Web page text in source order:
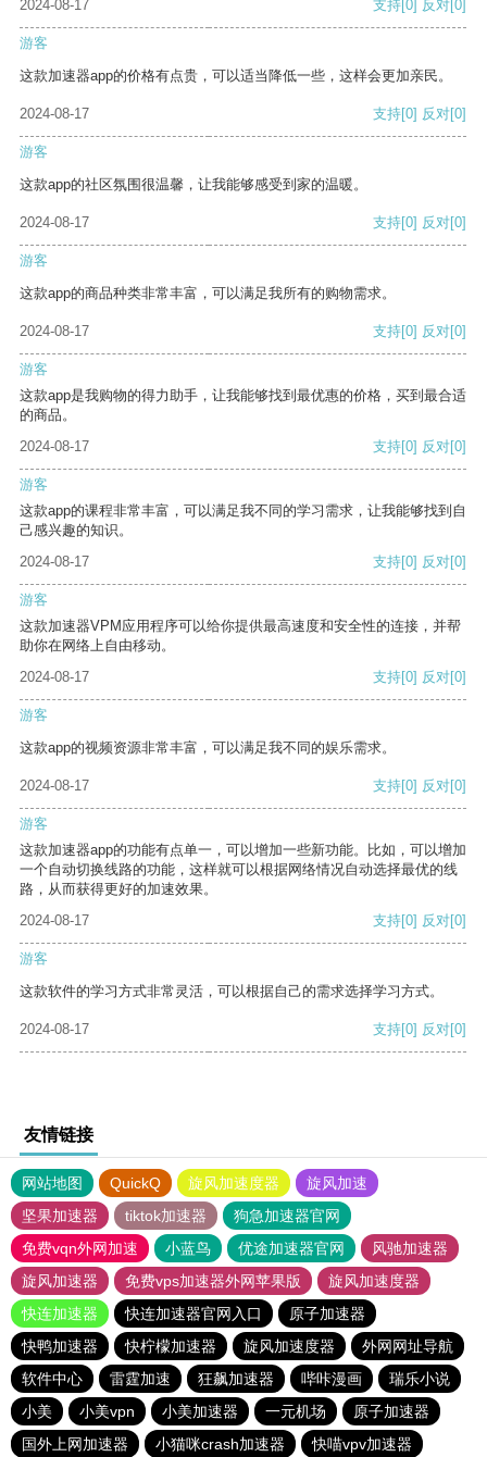
2024-08-17
支持[0] 反对[0]
游客
这款加速器app的价格有点贵，可以适当降低一些，这样会更加亲民。
2024-08-17 支持[0] 反对[0]
游客
这款app的社区氛围很温馨，让我能够感受到家的温暖。
2024-08-17 支持[0] 反对[0]
游客
这款app的商品种类非常丰富，可以满足我所有的购物需求。
2024-08-17 支持[0] 反对[0]
游客
这款app是我购物的得力助手，让我能够找到最优惠的价格，买到最合适
的商品。
2024-08-17
支持[0] 反对[0]
游客
这款app的课程非常丰富，可以满足我不同的学习需求，让我能够找到自
己感兴趣的知识。
2024-08-17
支持[0] 反对[0]
游客
这款加速器VPM应用程序可以给你提供最高速度和安全性的连接，并帮
助你在网络上自由移动。
2024-08-17
支持[0] 反对[0]
游客
这款app的视频资源非常丰富，可以满足我不同的娱乐需求。
2024-08-17 支持[0] 反对[0]
游客
这款加速器app的功能有点单一，可以增加一些新功能。比如，可以增加
一个自动切换线路的功能，这样就可以根据网络情况自动选择最优的线
路，从而获得更好的加速效果。
2024-08-17
支持[0] 反对[0]
游客
这款软件的学习方式非常灵活，可以根据自己的需求选择学习方式。
2024-08-17 支持[0] 反对[0]
友情链接
网站地图 QuickQ 旋风加速度器
旋风加速
坚果加速器
tiktok加速器
狗急加速器官网
免费vqn外网加速
小蓝鸟 优途加速器官网
风驰加速器
旋风加速器
免费vps加速器外网苹果版
旋风加速度器
快连加速器
快连加速器官网入口
原子加速器
快鸭加速器
快柠檬加速器 旋风加速度器
外网网址导航
软件中心
雷霆加速 狂飙加速器 哔咔漫画
瑞乐小说
小美
小美vpn 小美加速器 一元机场
原子加速器
国外上网加速器
小猫咪crash加速器 快喵vpv加速器